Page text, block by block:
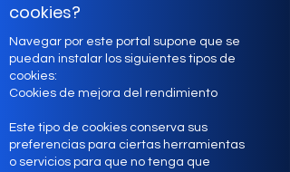
cookies?
Navegar por este portal supone que se
puedan instalar los siguientes tipos de
cookies:
Cookies de mejora del rendimiento
Este tipo de cookies conserva sus
preferencias para ciertas herramientas
o servicios para que no tenga que